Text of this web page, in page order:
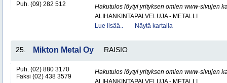
Puh. (09) 282 512
Hakutulos löytyi yrityksen omien www-sivujen
ALIHANKINTAPALVELUJA - METALLI
Lue lisää..
Näytä kartalla
25. Mikton Metal Oy RAISIO
Puh. (02) 880 3170
Faksi (02) 438 3579
Hakutulos löytyi yrityksen omien www-sivujen
ALIHANKINTAPALVELUJA - METALLI